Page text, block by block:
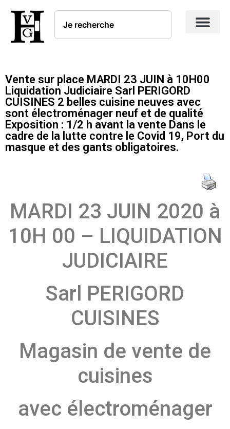
Vente sur place MARDI 23 JUIN à 10H00
Liquidation Judiciaire Sarl PERIGORD
CUISINES 2 belles cuisine neuves avec
sont électroménager neuf et de qualité
Exposition : 1/2 h avant la vente Dans le
cadre de la lutte contre le Covid 19, Port du
masque et des gants obligatoires.
MARDI 23 JUIN 2020 à
10H 00 – LIQUIDATION
JUDICIAIRE
Sarl PERIGORD
CUISINES
Magasin de vente de
cuisines
avec électroménager